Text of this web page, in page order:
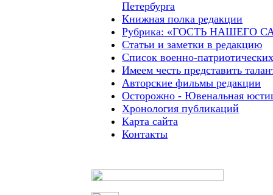
Петербурга
Книжная полка редакции
Рубрика: «ГОСТЬ НАШЕГО
Статьи и заметки в редакцию
Список военно-
Имеем честь представить
Авторские фильмы редакции
Осторожно - Ювенальная
Хронология публикаций
Карта сайта
Контакты